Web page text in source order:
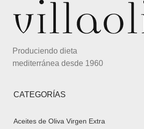
Produciendo dieta
mediterránea desde 1960
CATEGORÍAS
Aceites de Oliva Virgen Extra